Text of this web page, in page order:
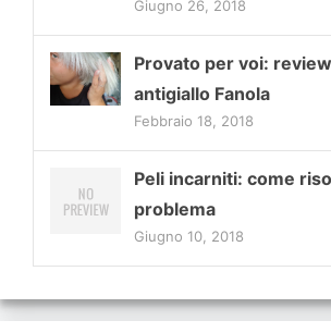
Giugno 26, 2018
Provato per voi:
antigiallo Fanola
Febbraio 18, 2018
Peli incarniti: come
problema
Giugno 10, 2018